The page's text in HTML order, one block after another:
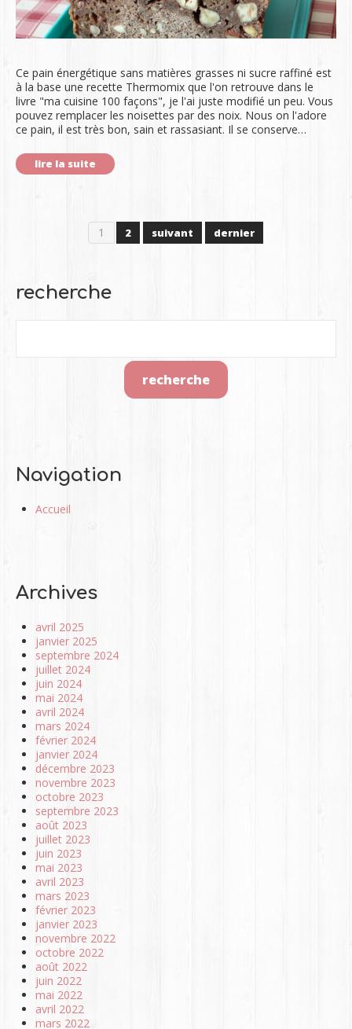
Ce pain énergétique sans matières grasses ni sucre raffiné est
à la base une recette Thermomix que l'on retrouve dans le
livre "ma cuisine 100 façons", je l'ai juste modifié un peu. Vous
pouvez remplacer les noisettes par des noix. Nous on l'adore
ce pain, il est très bon, sain et rassasiant. Il se conserve…
lire la suite
1 2 suivant dernier
recherche
Navigation
Accueil
Archives
avril 2025
janvier 2025
septembre 2024
juillet 2024
juin 2024
mai 2024
avril 2024
mars 2024
février 2024
janvier 2024
décembre 2023
novembre 2023
octobre 2023
septembre 2023
août 2023
juillet 2023
juin 2023
mai 2023
avril 2023
mars 2023
février 2023
janvier 2023
novembre 2022
octobre 2022
août 2022
juin 2022
mai 2022
avril 2022
mars 2022